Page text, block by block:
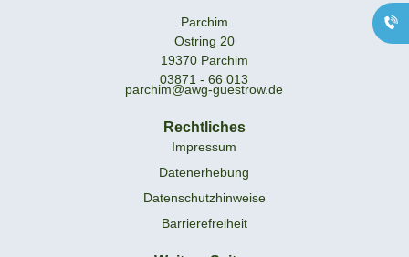
Parchim
Ostring 20
19370 Parchim
03871 - 66 013
parchim@awg-guestrow.de
Rechtliches
Impressum
Datenerhebung
Datenschutzhinweise
Barrierefreiheit
038457 - 23 403
03871 - 66 013